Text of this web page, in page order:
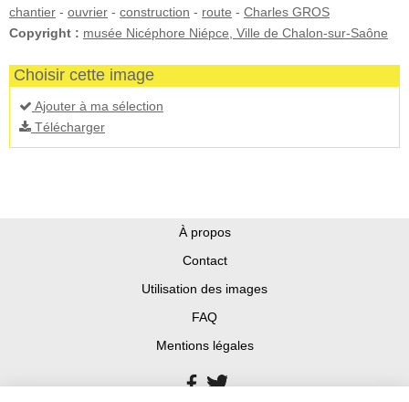
chantier - ouvrier - construction - route - Charles GROS
Copyright : musée Nicéphore Niépce, Ville de Chalon-sur-Saône
Choisir cette image
Ajouter à ma sélection
Télécharger
À propos
Contact
Utilisation des images
FAQ
Mentions légales